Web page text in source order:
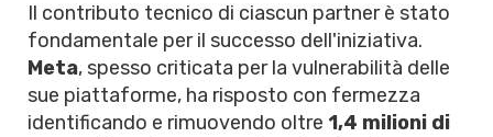
Il contributo tecnico di ciascun partner è stato
fondamentale per il successo dell'iniziativa.
Meta, spesso criticata per la vulnerabilità delle
sue piattaforme, ha risposto con fermezza
identificando e rimuovendo oltre 1,4 milioni di